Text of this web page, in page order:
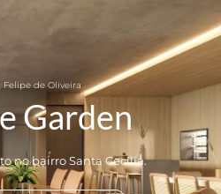
Felipe de Oliveira
Garden
no bairro Santa Cecília.